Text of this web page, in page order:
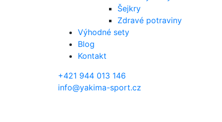
Šejkry
Zdravé potraviny
Výhodné sety
Blog
Kontakt
+421 944 013 146
info@yakima-sport.cz